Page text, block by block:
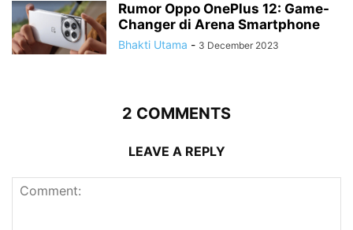
Rumor Oppo OnePlus 12: Game-
Changer di Arena Smartphone
Bhakti Utama - 3 December 2023
2 COMMENTS
LEAVE A REPLY